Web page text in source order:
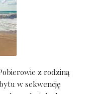
z rodziną
w sekwencję